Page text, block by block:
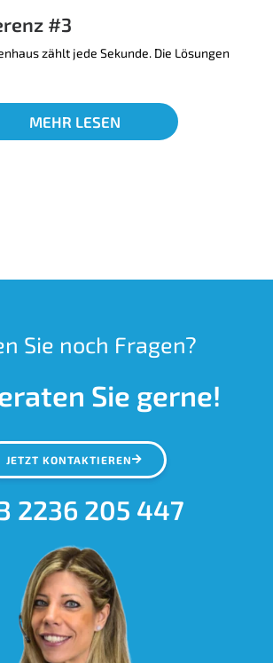
#3
zählt jede Sekunde. Die Lösungen
MEHR LESEN
Sie noch Fragen?
Sie gerne!
JETZT KONTAKTIEREN
2236 205 447